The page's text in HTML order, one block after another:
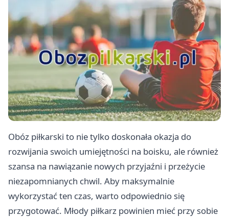
Obóz piłkarski to nie tylko doskonała okazja do
rozwijania swoich umiejętności na boisku, ale również
szansa na nawiązanie nowych przyjaźni i przeżycie
niezapomnianych chwil. Aby maksymalnie
wykorzystać ten czas, warto odpowiednio się
przygotować. Młody piłkarz powinien mieć przy sobie